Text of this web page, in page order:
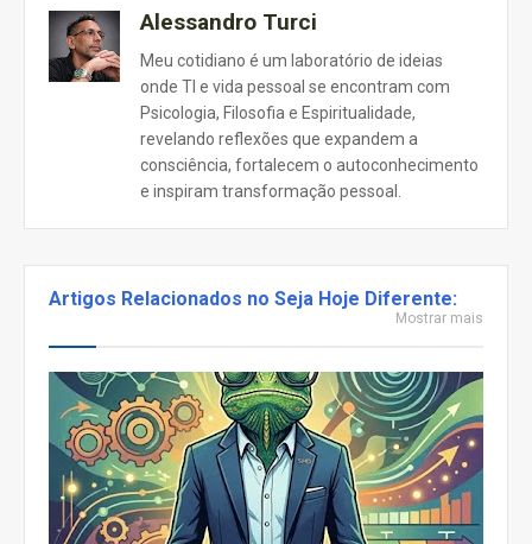
Alessandro Turci
Meu cotidiano é um laboratório de ideias
onde TI e vida pessoal se encontram com
Psicologia, Filosofia e Espiritualidade,
revelando reflexões que expandem a
consciência, fortalecem o autoconhecimento
e inspiram transformação pessoal.
Artigos Relacionados no Seja Hoje Diferente:
Mostrar mais